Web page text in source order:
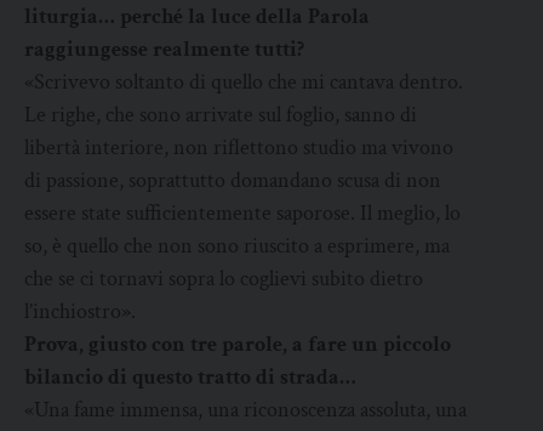
liturgia… perché la luce della Parola
raggiungesse realmente tutti?
«Scrivevo soltanto di quello che mi cantava dentro.
Le righe, che sono arrivate sul foglio, sanno di
libertà interiore, non riflettono studio ma vivono
di passione, soprattutto domandano scusa di non
essere state sufficientemente saporose. Il meglio, lo
so, è quello che non sono riuscito a esprimere, ma
che se ci tornavi sopra lo coglievi subito dietro
l’inchiostro».
Prova, giusto con tre parole, a fare un piccolo
bilancio di questo tratto di strada…
«Una fame immensa, una riconoscenza assoluta, una